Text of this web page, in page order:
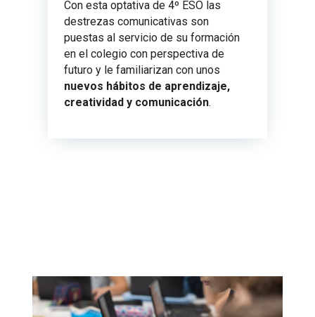
Con esta optativa de 4º ESO las
destrezas comunicativas son
puestas al servicio de su formación
en el colegio con perspectiva de
futuro y le familiarizan con unos
nuevos hábitos de aprendizaje,
creatividad y comunicación.